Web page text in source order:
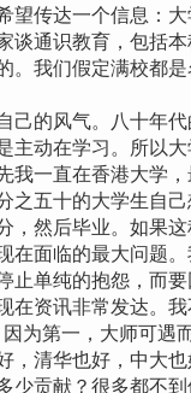
传达一个信息：大
谈通识教育，包括
。我们假定满校都
的风气。八十年代
主动在学习。所以
我一直在香港大学
之五十的大学生自
，然后毕业。如果
在面临的最大问题
单纯的抱怨，而
在资讯非常发达。
为第一，大师可遇
，清华也好，中大
贡献？很多都不